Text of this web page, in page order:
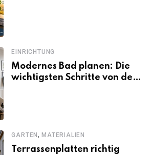
EINRICHTUNG
Modernes Bad planen: Die
wichtigsten Schritte von der
GARTEN,MATERIALIEN
Terrassenplatten richtig